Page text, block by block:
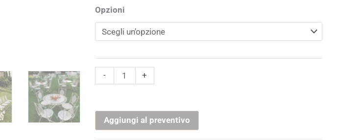
Opzioni
-
Sedia
Amanda
in
Battuto
Bianca
+
Aggiungi al preventivo